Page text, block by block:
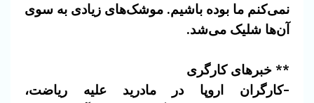
نمی‌کنم ما بوده باشیم. موشک‌های زیادی به سوی
آن‌ها شلیک می‌شد.
** خبرهای کارگری
-کارگران اروپا در مادرید علیه ریاضت،